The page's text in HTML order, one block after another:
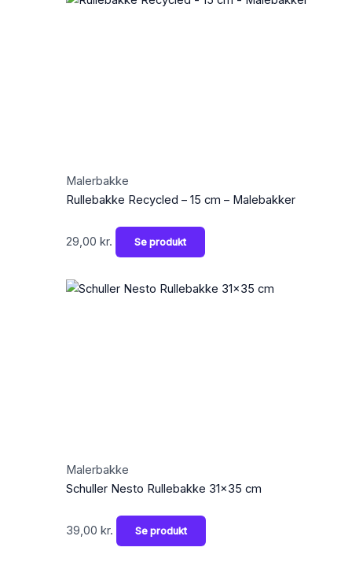
Malerbakke
Rullebakke Recycled – 15 cm – Malebakker
29,00 kr. Se produkt
Malerbakke
Schuller Nesto Rullebakke 31×35 cm
39,00 kr. Se produkt